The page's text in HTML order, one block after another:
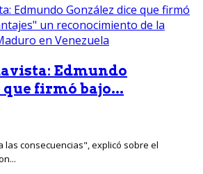
Edmundo
que firmó bajo...
las consecuencias", explicó sobre el